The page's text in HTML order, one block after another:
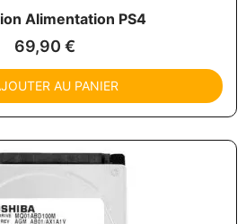
Alimentation PS4
69,90 €
AU PANIER